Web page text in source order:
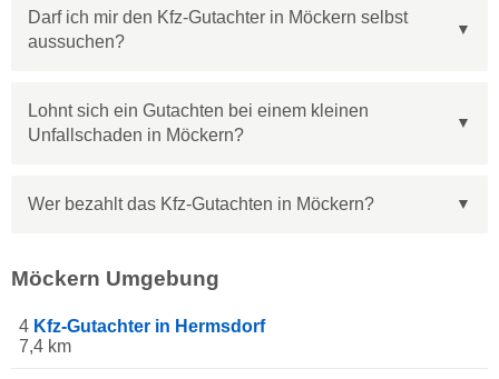
Darf ich mir den Kfz-Gutachter in Möckern selbst
aussuchen?
Lohnt sich ein Gutachten bei einem kleinen
Unfallschaden in Möckern?
Wer bezahlt das Kfz-Gutachten in Möckern?
Möckern Umgebung
4 Kfz-Gutachter in Hermsdorf
7,4 km